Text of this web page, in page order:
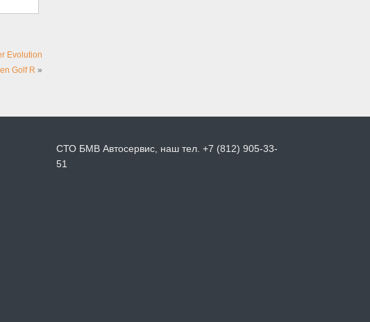
Evolution
Golf R »
СТО БМВ Автосервис, наш тел. +7 (812) 905-33-
51